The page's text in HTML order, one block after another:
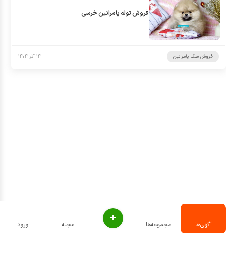
فروش توله پامرانین خرسی
فروش سگ پامرانین ۱۴ آذر ۱۴۰۴
ورود مجله + مجموعه‌ها آگهی‌ها